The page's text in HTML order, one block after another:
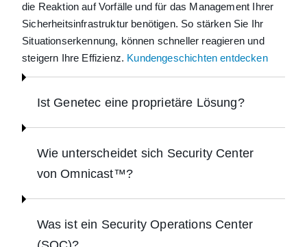
die Reaktion auf Vorfälle und für das Management Ihrer
Sicherheitsinfrastruktur benötigen. So stärken Sie Ihr
Situationserkennung, können schneller reagieren und
steigern Ihre Effizienz. Kundengeschichten entdecken
Ist Genetec eine proprietäre Lösung?
Wie unterscheidet sich Security Center
von Omnicast™?
Was ist ein Security Operations Center